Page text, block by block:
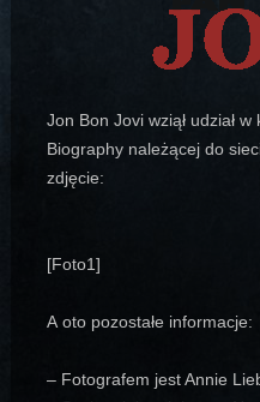
Jon Bon Jovi wziął udział
Biography należącej do
zdjęcie:
[Foto1]
A oto pozostałe informacje:
– Fotografem jest Annie